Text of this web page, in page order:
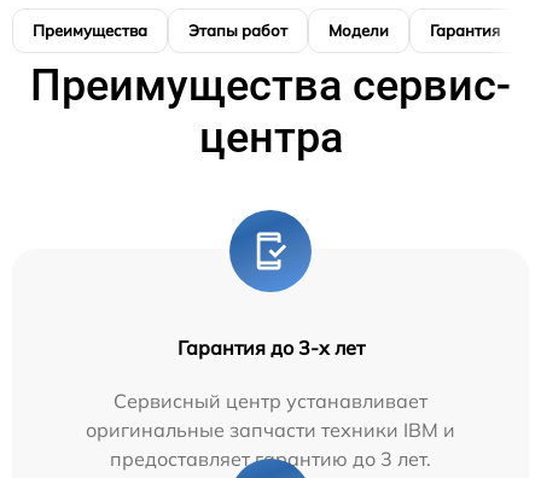
Преимущества Этапы работ Модели Гарантия
Преимущества сервис-
центра
Гарантия до 3-х лет
Сервисный центр устанавливает
оригинальные запчасти техники IBM и
предоставляет гарантию до 3 лет.